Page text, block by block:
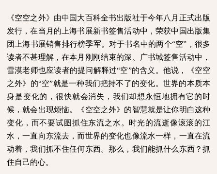
《空空之外》由中国大百科全书出版社于今年八月正式出版
发行，在当月的上海书展新书签售活动中，荣获中国出版集
团上海书展销售排行榜季军。对于书名中的两个“空”，很多
读者不甚理解，在本月刚刚结束的深、广书城签售活动中，
雪漠老师也应读者的提问解释过“空”的含义。他说，《空空
之外》的“空”就是一种我们把持不了的变化。世界的本质本
身是变化的，很快就会消失，我们却想永恒地拥有它的时
候，就会出现烦恼。《空空之外》的智慧就是让你明白这种
变化，而不要试图抓住东流之水。时光的流逝像滚滚的江
水，一直向东流去，而世界的变化也像流水一样，一直在流
动着，我们抓不住任何东西。那么，我们能抓什么东西？抓
住自己的心。